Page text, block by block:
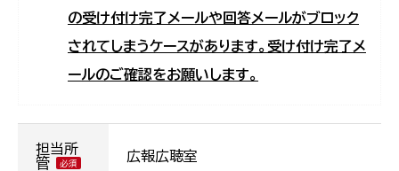
の受け付け完了メールや回答メールがブロック
されてしまうケースがあります。受け付け完了メ
ールのご確認をお願いします。
担当所
管
広報広聴室